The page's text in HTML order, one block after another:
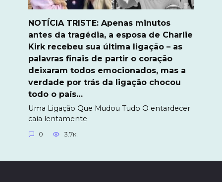
NOTÍCIA TRISTE: Apenas minutos
antes da tragédia, a esposa de Charlie
Kirk recebeu sua última ligação – as
palavras finais de partir o coração
deixaram todos emocionados, mas a
verdade por trás da ligação chocou
todo o país…
Uma Ligação Que Mudou Tudo O entardecer
caía lentamente
0 3.7к.